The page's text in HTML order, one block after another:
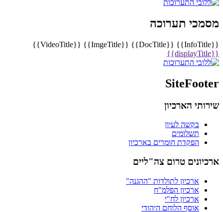
מסמכי תערוכה
{{InfoTitle}}
{{DocTitle}}
{{ImgeTitle}}
{{VideoTitle}}
{{displayTitle}}
SiteFooter
שירותי הארכיון
בקשה לעיון
תשלומים
הפקדת חומרים בארכיון
ארכיונים טרום צה"ליים
ארכיון לתולדות "ההגנה"
ארכיון הפלמ"ח
ארכיון לח"י
אוסף הלוחם היהודי